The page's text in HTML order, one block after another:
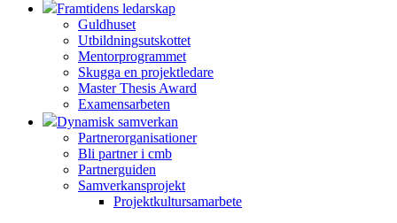
Framtidens ledarskap
Guldhuset
Utbildningsutskottet
Mentorprogrammet
Skugga en projektledare
Master Thesis Award
Examensarbeten
Dynamisk samverkan
Partnerorganisationer
Bli partner i cmb
Partnerguiden
Samverkansprojekt
Projektkultursamarbete